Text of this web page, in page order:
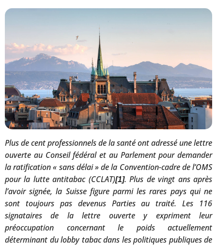
Plus de cent professionnels de la santé ont adressé une lettre
ouverte au Conseil fédéral et au Parlement pour demander
la ratification « sans délai » de la Convention-cadre de l’OMS
pour la lutte antitabac (CCLAT)[1]. Plus de vingt ans après
l’avoir signée, la Suisse figure parmi les rares pays qui ne
sont toujours pas devenus Parties au traité. Les 116
signataires de la lettre ouverte y expriment leur
préoccupation concernant le poids actuellement
déterminant du lobby tabac dans les politiques publiques de